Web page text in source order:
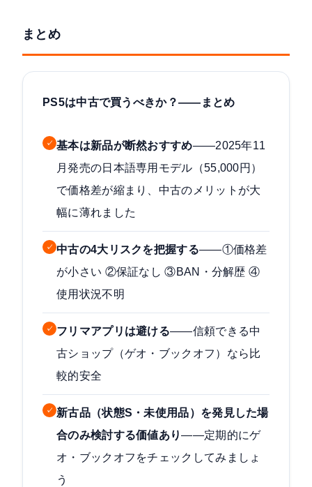
まとめ
PS5は中古で買うべきか？——まとめ
✓ 基本は新品が断然おすすめ——2025年11
月発売の日本語専用モデル（55,000円）
で価格差が縮まり、中古のメリットが大
幅に薄れました
✓ 中古の4大リスクを把握する——①価格差
が小さい ②保証なし ③BAN・分解歴 ④
使用状況不明
✓ フリマアプリは避ける——信頼できる中
古ショップ（ゲオ・ブックオフ）なら比
較的安全
✓ 新古品（状態S・未使用品）を発見した場
合のみ検討する価値あり——定期的にゲ
オ・ブックオフをチェックしてみましょ
う